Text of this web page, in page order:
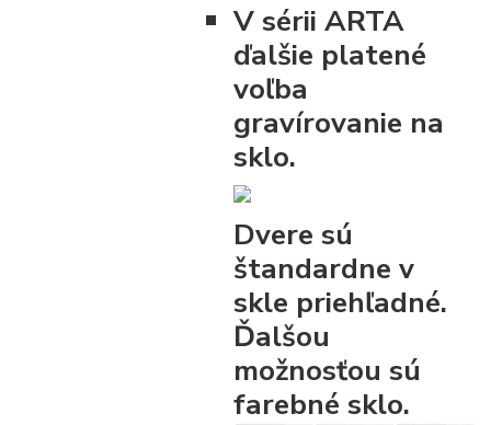
V sérii ARTA
ďalšie platené
voľba
gravírovanie na
sklo.
Dvere sú
štandardne v
skle priehľadné.
Ďalšou
možnosťou sú
farebné sklo.